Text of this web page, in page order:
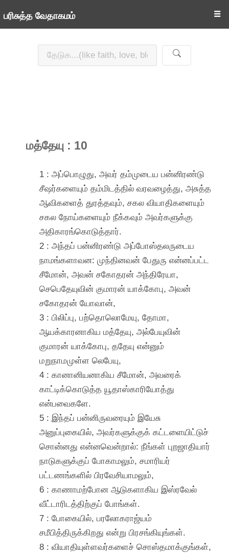
பரிசுத்த வேதாகமம் ☰
மத்தேயு : 10
1 : அப்பொழுது, அவர் தம்முடைய பன்னிரண்டு
சீஷர்களையும் தம்மிடத்தில் வரவழைத்து, அசுத்த
ஆவிகளைத் துரத்தவும், சகல வியாதிகளையும்
சகல நோய்களையும் நீக்கவும் அவர்களுக்கு
அதிகாரங்கொடுத்தார்.
2 : அந்தப் பன்னிரண்டு அப்போஸ்தலருடைய
நாமங்களாவன: முந்தினவன் பேதுரு என்னப்பட்ட
சீமோன், அவன் சகோதரன் அந்திரேயா,
செபெதேயுவின் குமாரன் யாக்கோபு, அவன்
சகோதரன் யோவான்,
3 : பிலிப்பு, பற்தொலொமேயு, தோமா,
ஆயக்காரனாகிய மத்தேயு, அல்பேயுவின்
குமாரன் யாக்கோபு, ததேயு என்னும்
மறுநாமமுள்ள லெபேயு,
4 : கானானியனாகிய சீமோன், அவரைக்
காட்டிக்கொடுத்த யூதாஸ்காரியோத்து
என்பவைகளே.
5 : இந்தப் பன்னிருவரையும் இயேசு
அனுப்புகையில், அவர்களுக்குக் கட்டளையிட்டுச்
சொன்னது என்னவென்றால்: நீங்கள் புறஜாதியார்
நாடுகளுக்குப் போகாமலும், சமாரியர்
பட்டணங்களில் பிரவேசியாமலும்,
6 : காணாமற்போன ஆடுகளாகிய இஸ்ரவேல்
வீட்டாரிடத்திற்குப் போங்கள்.
7 : போகையில், பரலோகராஜ்யம்
சமீபித்திருக்கிறது என்று பிரசங்கியுங்கள்.
8 : வியாதியுள்ளவர்களைச் சொஸ்தமாக்குங்கள்,